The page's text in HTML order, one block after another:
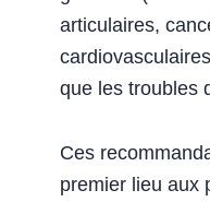
articulaires,
que les troubles
Ces
premier lieu aux